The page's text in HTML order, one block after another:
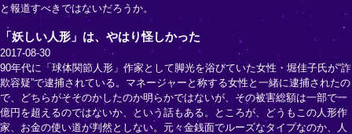
と報道すべきではないだろうか。
「妖しい人形」は、やはり怪しかった
2017-08-30
90年代に「球体関節人形」作家として脚光を浴びていた女性・堀佳子氏が“詐
欺容疑”で逮捕されている。マネージャーと称する女性と一緒に逮捕されたの
で、どちらがそそのかしたのか明らかではないが、その被害総額は一部で一
億円を超えるのではないか、という話もある。ところが、どうもこの人形作
家、お金の使い道が判然としない。元々金銭面でルーズなタイプなのか、人